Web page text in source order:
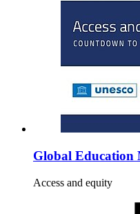
Global Education
Access and equity